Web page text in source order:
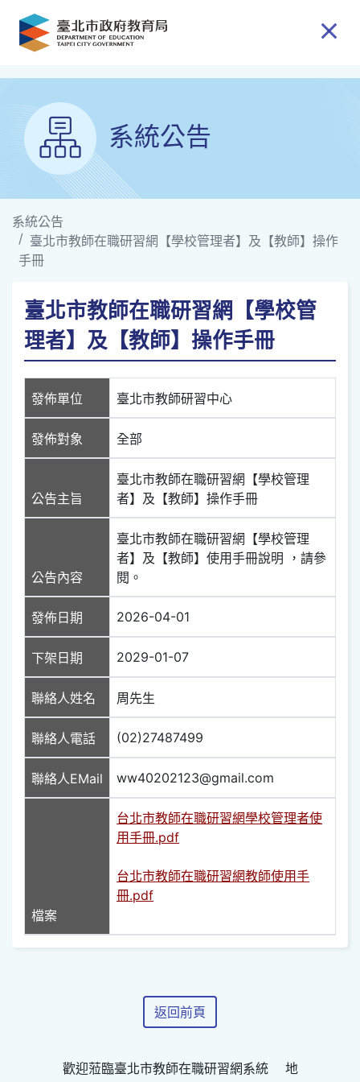
跳到主要內容
系統公告
系統公告
臺北市教師在職研習網【學校管理者】及【教師】操作
手冊
臺北市教師在職研習網【學校管
理者】及【教師】操作手冊
發佈單位 臺北市教師研習中心
發佈對象 全部
公告主旨
臺北市教師在職研習網【學校管理
者】及【教師】操作手冊
公告內容
臺北市教師在職研習網【學校管理
者】及【教師】使用手冊說明 ，請參
閱。
發佈日期 2026-04-01
下架日期 2029-01-07
聯絡人姓名 周先生
聯絡人電話 (02)27487499
聯絡人EMail ww40202123@gmail.com
檔案
台北市教師在職研習網學校管理者使
用手冊.pdf
台北市教師在職研習網教師使用手
冊.pdf
返回前頁
歡迎蒞臨臺北市教師在職研習網系統 地